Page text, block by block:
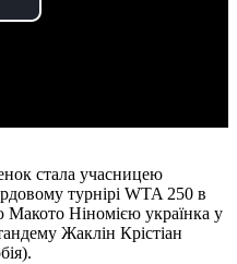
стала учасницею
турнірі WTA 250 в
Макото Ніномією українка у
Жаклін Крістіан